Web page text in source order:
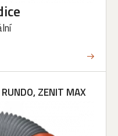
ZENIT MAX